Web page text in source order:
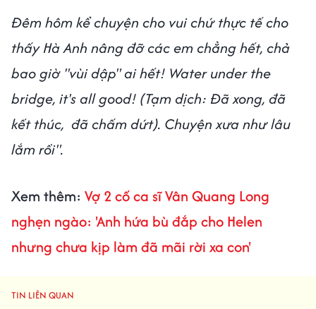
Đêm hôm kể chuyện cho vui chứ thực tế cho
thấy Hà Anh nâng đỡ các em chẳng hết, chả
bao giờ "vùi dập" ai hết! Water under the
bridge, it's all good! (Tạm dịch: Đã xong, đã
kết thúc, đã chấm dứt). Chuyện xưa như lâu
lắm rồi".
Xem thêm: Vợ 2 cố ca sĩ Vân Quang Long
nghẹn ngào: 'Anh hứa bù đắp cho Helen
nhưng chưa kịp làm đã mãi rời xa con'
TIN LIÊN QUAN